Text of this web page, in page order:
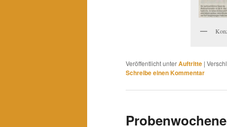
Veröffentlicht unterAuftritte |
Schreibe einen Kommentar